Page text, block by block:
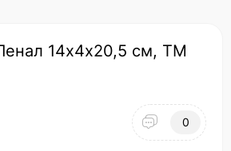
14х4х20,5 см, ТМ
0